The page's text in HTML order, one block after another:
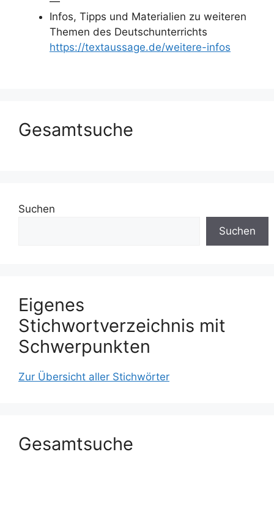
Infos, Tipps und Materialien zu weiteren
Themen des Deutschunterrichts
https://textaussage.de/weitere-infos
Gesamtsuche
Suchen
Suchen
Eigenes
Stichwortverzeichnis mit
Schwerpunkten
Zur Übersicht aller Stichwörter
Gesamtsuche